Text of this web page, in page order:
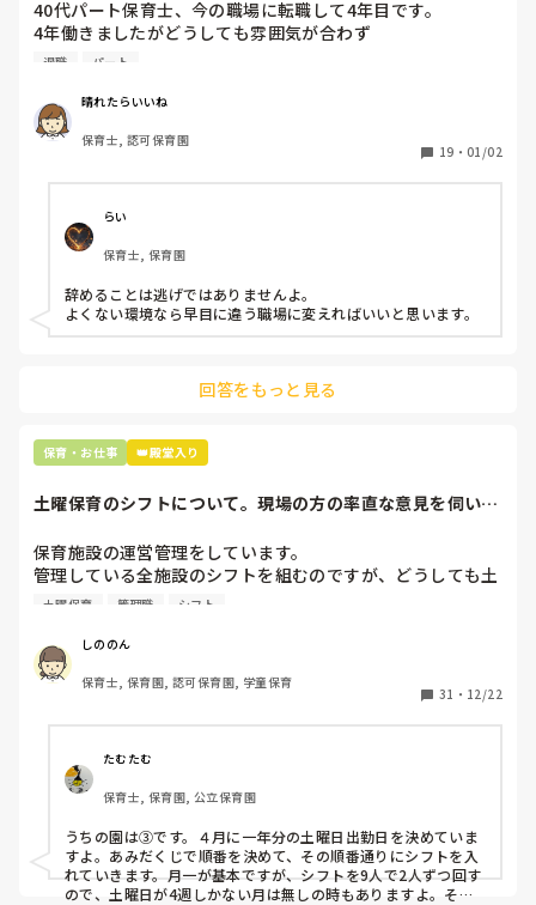
業務、診療後の簡単な説明等が増える
正社員に上がると途端に魅力がウーンとなる内容でした。
良かった点としては
・面接担当者と保育士の先輩が優しそう？（第一印象のみ）
・子どもの保育時間が被らないように予約を組んでいる為、
見る形。
・残業はほとんどない（とは言っていた）
・医師には男性もいる為、女性だけの職場ではない。（ギス
ギス感）
一応副業はありの職場です。
40代パート保育士、今の職場に転職して4年目です。
4年働きましたがどうしても雰囲気が合わず
退職しようと思っています。
周りの職員は、勤続10年以上から何十年という先生がほとん
どです。
保護者子どもの愚痴悪口が多く、
今で言う不適切保育も
仕方ないよね
もう何も言わずに
子どもの言いなりになればいいんだね
などいう意見で…
上の先生に相談することは難しそうです。
最後の職場にしようと思っていましたが
辞めることは逃げ、と、過去辞めた人も何年も言われ続けて
います
退職 パート
晴れたらいいね
保育士, 認可保育園
19 ・ 01/02
らい
保育士, 保育園
辞めることは逃げではありませんよ。
よくない環境なら早目に違う職場に変えればいいと思います。
回答をもっと見る
保育・お仕事 👑殿堂入り
土曜保育のシフトについて。現場の方の率直な意見を伺いた
保育施設の運営管理をしています。
管理している全施設のシフトを組むのですが、どうしても土
曜保育だけは入れる方が少なく、いつも苦労しています。
て入職しているはずですが、いざ勤務が始まると一日も土曜
出勤が出来ない方ばかりです。
①土曜日の希望休は2日まで、と制限をかける
②毎月、必ず土曜保育に入ることのできる日を1日だけピッ
クアップしてもらう
③仮シフトが出た時、土曜出勤が難しければ自身で代わりの
人を交渉して見つけてもらう
上記のいずれかの対策を取り入れることを考えています。
土曜保育 管理職 シフト
しののん
保育士, 保育園, 認可保育園, 学童保育
31 ・ 12/22
たむたむ
保育士, 保育園, 公立保育園
うちの園は③です。４月に一年分の土曜日出勤日を決めていま
すよ。あみだくじで順番を決めて、その順番通りにシフトを入
れていきます。月一が基本ですが、シフトを9人で2人ずつ回す
ので、土曜日が4週しかない月は無しの時もありますよ。その